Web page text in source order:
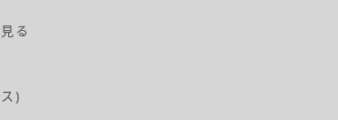
る
)